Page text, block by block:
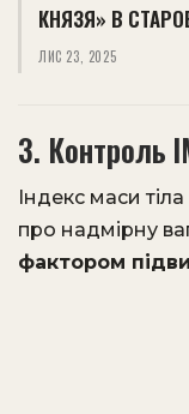
КНЯЗЯ» В
ЛИС 23, 2025
3. Контроль
Індекс маси
про надмірну
фактором